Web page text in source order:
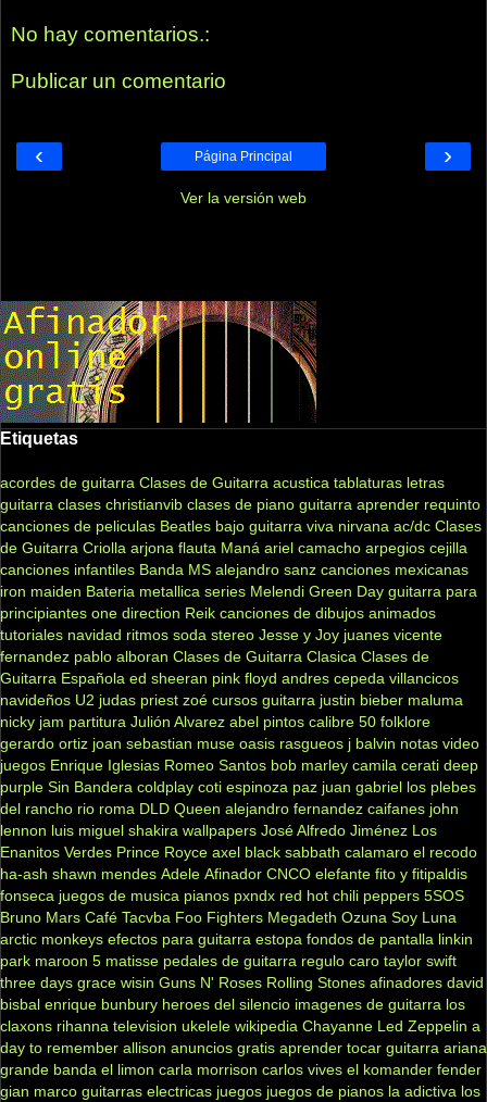
No hay comentarios.:
Publicar un comentario
‹ ›
Página Principal
Ver la versión web
Etiquetas
acordes de guitarra Clases de Guitarra acustica tablaturas letras
guitarra clases christianvib clases de piano guitarra aprender requinto
canciones de peliculas Beatles bajo guitarra viva nirvana ac/dc Clases
de Guitarra Criolla arjona flauta Maná ariel camacho arpegios cejilla
canciones infantiles Banda MS alejandro sanz canciones mexicanas
iron maiden Bateria metallica series Melendi Green Day guitarra para
principiantes one direction Reik canciones de dibujos animados
tutoriales navidad ritmos soda stereo Jesse y Joy juanes vicente
fernandez pablo alboran Clases de Guitarra Clasica Clases de
Guitarra Española ed sheeran pink floyd andres cepeda villancicos
navideños U2 judas priest zoé cursos guitarra justin bieber maluma
nicky jam partitura Julión Alvarez abel pintos calibre 50 folklore
gerardo ortiz joan sebastian muse oasis rasgueos j balvin notas video
juegos Enrique Iglesias Romeo Santos bob marley camila cerati deep
purple Sin Bandera coldplay coti espinoza paz juan gabriel los plebes
del rancho rio roma DLD Queen alejandro fernandez caifanes john
lennon luis miguel shakira wallpapers José Alfredo Jiménez Los
Enanitos Verdes Prince Royce axel black sabbath calamaro el recodo
ha-ash shawn mendes Adele Afinador CNCO elefante fito y fitipaldis
fonseca juegos de musica pianos pxndx red hot chili peppers 5SOS
Bruno Mars Café Tacvba Foo Fighters Megadeth Ozuna Soy Luna
arctic monkeys efectos para guitarra estopa fondos de pantalla linkin
park maroon 5 matisse pedales de guitarra regulo caro taylor swift
three days grace wisin Guns N' Roses Rolling Stones afinadores david
bisbal enrique bunbury heroes del silencio imagenes de guitarra los
claxons rihanna television ukelele wikipedia Chayanne Led Zeppelin a
day to remember allison anuncios gratis aprender tocar guitarra ariana
grande banda el limon carla morrison carlos vives el komander fender
gian marco guitarras electricas juegos juegos de pianos la adictiva los